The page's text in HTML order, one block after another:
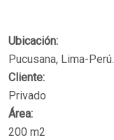
Ubicación:
Pucusana, Lima-Perú.
Cliente:
Privado
Área:
200 m2